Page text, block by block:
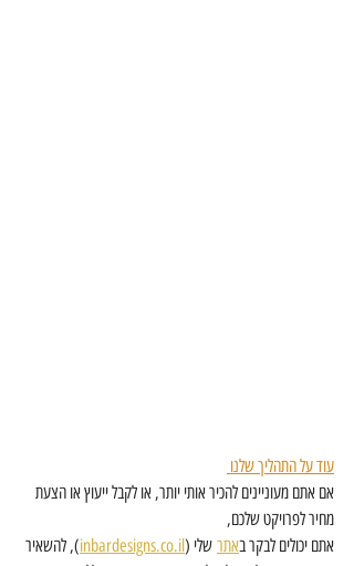
עוד על התהליך שלנו
אם אתם מעוניינים להכיר אותי יותר, או לקבל ייעוץ או הצעת
מחיר לפרויקט שלכם,
אתם יכולים לבקר באתר שלי (inbardesigns.co.il), להשאיר